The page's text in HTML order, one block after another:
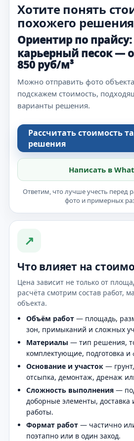
Хотите понять
похожего
Ориентир по прайсу:
карьерный песок —
850 руб/м³
Можно отправить фото
подскажем стоимость,
варианты решения.
Рассчитать стоимость
решения
Написать в
Ответим, что лучше учесть перед
фото и примерных
↗
Что влияет на
Цена зависит не только от
расчёта смотрим состав работ,
объекта.
Объём работ — площадь,
зон, примыканий и сложных
Материалы — тип решения,
комплектующие, подготовка
Основание и участок —
отсыпка, демонтаж, дренаж
Сложность выполнения —
доборные элементы, доставка
работы.
Формат работ — частично
поэтапно или в один заход.